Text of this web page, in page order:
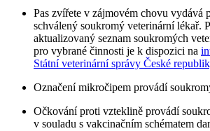
Pas zvířete v zájmovém chovu vydává
schválený soukromý veterinární lékař.
aktualizovaný seznam soukromých
pro vybrané činnosti je k dispozici na
Státní veterinární správy České
Označení mikročipem provádí
Očkování proti vzteklině provádí
v souladu s vakcinačním schématem